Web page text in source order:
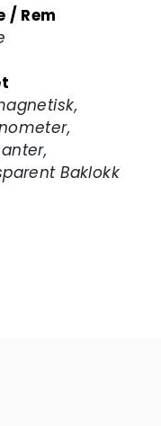
/ Rem
Baklokk